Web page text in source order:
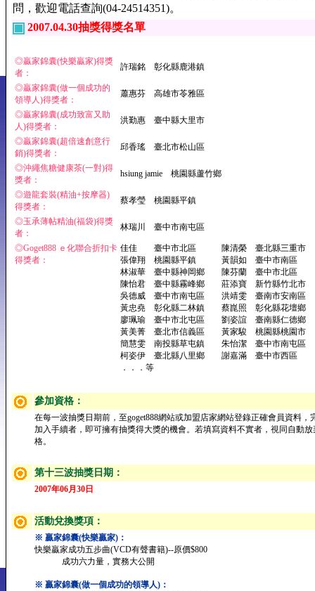
問，歡迎電話查詢(04-24514351)。
2007.04.30抽獎得獎名單
◎贏家錦囊(快樂贏家)得獎
者：
許瑞銘 彰化縣鹿港鎮
◎贏家錦囊(做一個成功的
領導人)得獎者：
蕭惠芬 高雄市苓雅區
◎贏家錦囊(成功致富又助
人)得獎者：
洪勤惠 臺中縣大里市
◎贏家錦囊(超倍速創意行
銷)得獎者：
邱香瑤 臺北市松山區
◎沖繩焦糖健康茶(一對)得
獎者：
hsiung jamie 桃園縣蘆竹鄉
◎遊龍套裝(精油+按摩器)
得獎者：
蔡孝瑩 桃園縣平鎮
◎玉承薄帖精油(福袋)得獎
者：
林瑞川 臺中市南屯區
◎Goget888 ｅ化聯合折扣卡
得獎者：
佳佳 臺中市北區 陳清榮 臺北縣三重市
張偉翔 桃園縣平鎮 黃韻如 臺中市南區
林淑華 臺中縣神岡鄉 陳芬蘭 臺中市北區
陳怡君 臺中縣霧峰鄉 莊添寶 新竹縣竹北市
吳德威 臺中市南屯區 洪靖雯 臺南市安南區
黃忠堯 彰化縣二林鎮 蔡崑照 彰化縣花壇鄉
廖珮瑜 臺中市北屯區 劉姿誼 臺南縣仁德鄉
黃美菁 臺北市信義區 黃家駿 桃園縣桃園市
簡慧雯 南投縣草屯鎮 朱怡潔 臺中市南屯區
柯姿伊 臺北縣八里鄉 謝嘉滿 臺中市西區
．．．等
參加資格：
在每一波抽獎日期前，至goget888網站或加盟店家網站登錄正確會員資料，
加入手續者，即可擁有抽獎得大獎的機會。若填寫資料不實者，視同自動放
格。
第十三波抽獎日期：
2007年06月30日
活動兌換獎項：
※ 贏家錦囊(快樂贏家)：
快樂贏家成功五步曲(VCD有聲書籍)--原價$800
成功六力量，實務大公開
※ 贏家錦囊(做一個成功的領導人)：